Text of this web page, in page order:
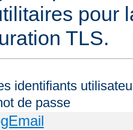
pour
TLS.
identifiants
de passe